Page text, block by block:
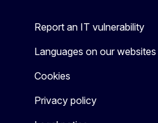
Report an IT vulnerability
Languages on our websites
Cookies
Privacy policy